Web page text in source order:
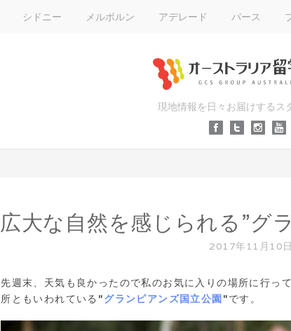
シドニー メルボルン アデレード パース
現地情報を日々お届けするス
広大な自然を感じられる”グ
2017年11月10日
先週末、天気も良かったので私のお気に入りの場所に行
所ともいわれている "グランピアンズ国立公園 "です。